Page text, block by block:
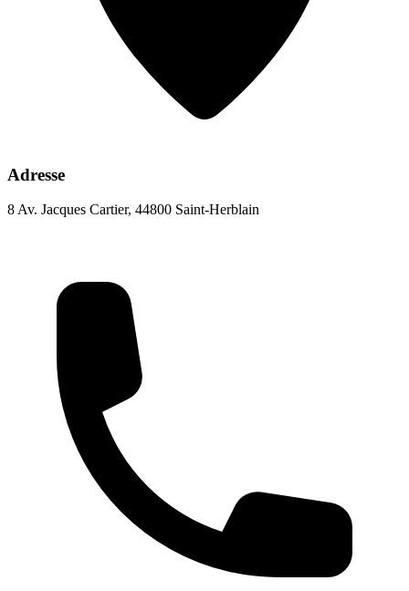
Adresse
8 Av. Jacques Cartier, 44800 Saint-Herblain